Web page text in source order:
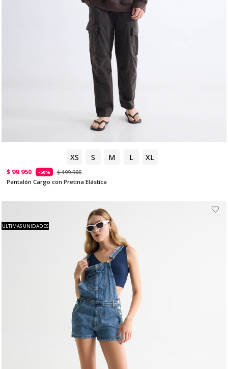
XS S M L XL
$ 99.950 -50%
$ 199.900
Pantalón Cargo con Pretina Elástica
ULTIMAS UNIDADES